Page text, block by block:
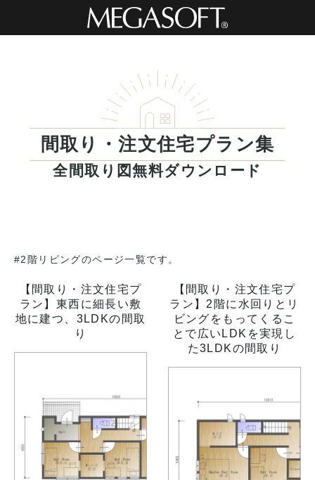
間取り・注文住宅プラン集
全間取り図無料ダウンロード
#2階リビングのページ一覧です。
【間取り・注文住宅プ
ラン】東西に細長い敷
地に建つ、3LDKの間取
り
【間取り・注文住宅プ
ラン】2階に水回りとリ
ビングをもってくるこ
とで広いLDKを実現し
た3LDKの間取り